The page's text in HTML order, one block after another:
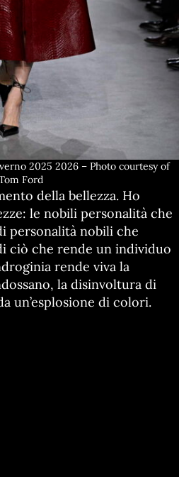
2025 2026 – Photo courtesy of
Ford
della bellezza. Ho
le nobili personalità che
personalità nobili che
ciò che rende un individuo
rende viva la
la disinvoltura di
un’esplosione di colori.